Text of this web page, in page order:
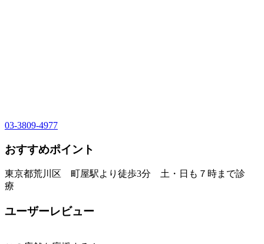
03-3809-4977
おすすめポイント
東京都荒川区 町屋駅より徒歩3分 土・日も７時まで診
療
ユーザーレビュー